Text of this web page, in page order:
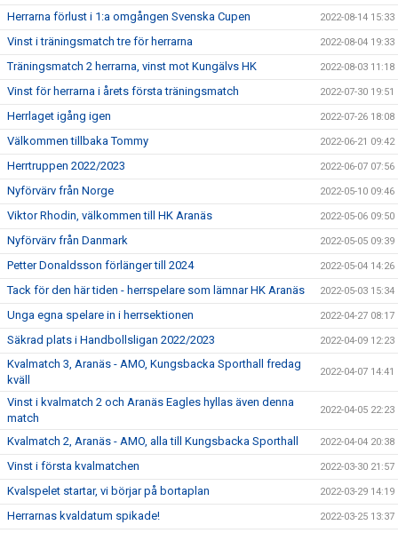
Herrarna förlust i 1:a omgången Svenska Cupen 2022-08-14 15:33
Vinst i träningsmatch tre för herrarna 2022-08-04 19:33
Träningsmatch 2 herrarna, vinst mot Kungälvs HK 2022-08-03 11:18
Vinst för herrarna i årets första träningsmatch 2022-07-30 19:51
Herrlaget igång igen 2022-07-26 18:08
Välkommen tillbaka Tommy 2022-06-21 09:42
Herrtruppen 2022/2023 2022-06-07 07:56
Nyförvärv från Norge 2022-05-10 09:46
Viktor Rhodin, välkommen till HK Aranäs 2022-05-06 09:50
Nyförvärv från Danmark 2022-05-05 09:39
Petter Donaldsson förlänger till 2024 2022-05-04 14:26
Tack för den här tiden - herrspelare som lämnar HK Aranäs 2022-05-03 15:34
Unga egna spelare in i herrsektionen 2022-04-27 08:17
Säkrad plats i Handbollsligan 2022/2023 2022-04-09 12:23
Kvalmatch 3, Aranäs - AMO, Kungsbacka Sporthall fredag
kväll
2022-04-07 14:41
Vinst i kvalmatch 2 och Aranäs Eagles hyllas även denna
match
2022-04-05 22:23
Kvalmatch 2, Aranäs - AMO, alla till Kungsbacka Sporthall 2022-04-04 20:38
Vinst i första kvalmatchen 2022-03-30 21:57
Kvalspelet startar, vi börjar på bortaplan 2022-03-29 14:19
Herrarnas kvaldatum spikade! 2022-03-25 13:37